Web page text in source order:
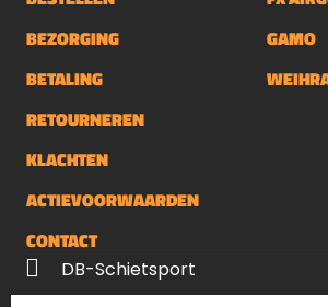
BEZORGING
BETALING
RETOURNEREN
KLACHTEN
ACTIEVOORWAARDEN
CONTACT
GAMO
DB-Schietsport